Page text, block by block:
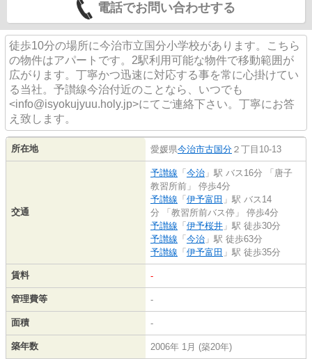
電話でお問い合わせする
徒歩10分の場所に今治市立国分小学校があります。こちら
の物件はアパートです。2駅利用可能な物件で移動範囲が
広がります。丁寧かつ迅速に対応する事を常に心掛けてい
る当社。予讃線今治付近のことなら、いつでも
<info@isyokujyuu.holy.jp>にてご連絡下さい。丁寧にお答
え致します。
所在地 愛媛県今治市古国分 ２丁目10-13
交通
予讃線 「 今治 」駅 バス16分 「唐子
教習所前」 停歩4分
予讃線 「 伊予富田 」駅 バス14
分 「教習所前バス停」 停歩4分
予讃線 「 伊予桜井 」駅 徒歩30分
予讃線 「 今治 」駅 徒歩63分
予讃線 「 伊予富田 」駅 徒歩35分
賃料 -
管理費等 -
面積 -
築年数 2006年 1月 (築20年)